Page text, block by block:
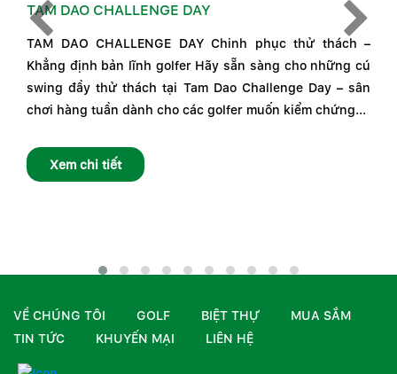
TAM DAO CHALLENGE DAY
TAM DAO CHALLENGE DAY Chinh phục thử thách –
Khẳng định bản lĩnh golfer Hãy sẵn sàng cho những cú
swing đầy thử thách tại Tam Dao Challenge Day – sân
chơi hàng tuần dành cho các golfer muốn kiểm chứng...
Xem chi tiết
VỀ CHÚNG TÔI GOLF BIỆT THỰ
MUA SẮM
TIN TỨC
KHUYẾN MẠI LIÊN HỆ